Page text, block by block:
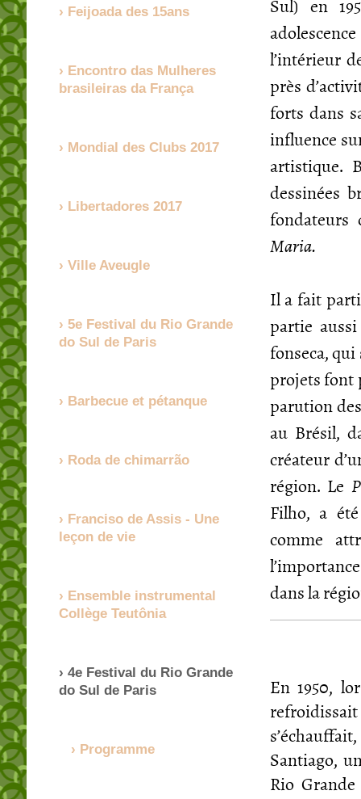
Sul) en
l’intérieur
près
forts dans
influence
artistique.
dessinées
Maria.
Il a fait
partie
fonseca,
projets font
parution
au Brésil,
créateur
région. Le
Filho, a
comme
dans la
En 1950,
Santiago,
Rio
Feijoada des 15ans
Encontro das Mulheres
brasileiras da França
Mondial des Clubs 2017
Libertadores 2017
Ville Aveugle
5e Festival du Rio Grande
do Sul de Paris
Barbecue et pétanque
Roda de chimarrão
Franciso de Assis - Une
leçon de vie
Ensemble instrumental
Collège Teutônia
4e Festival du Rio Grande
do Sul de Paris
Programme